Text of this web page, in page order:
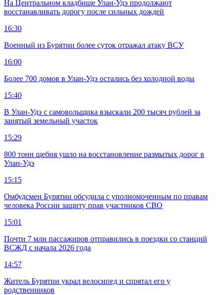
На Центральном кладбище Улан-Удэ продолжают
восстанавливать дорогу после сильных дождей
16:30
Военный из Бурятии более суток отражал атаку ВСУ
16:00
Более 700 домов в Улан-Удэ остались без холодной воды
15:40
В Улан-Удэ с самовольщика взыскали 200 тысяч рублей за
занятый земельный участок
15:29
800 тонн щебня ушло на восстановление размытых дорог в
Улан-Удэ
15:15
Омбудсмен Бурятии обсудила с уполномоченным по правам
человека России защиту прав участников СВО
15:01
Почти 7 млн пассажиров отправились в поездки со станций
ВСЖД с начала 2026 года
14:57
Житель Бурятии украл велосипед и спрятал его у
родственников